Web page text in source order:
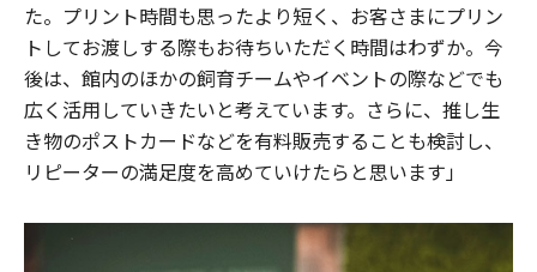
た。プリント時間も思ったより短く、お客さまにプリン
トしてお渡しする際もお待ちいただく時間はわずか。今
後は、館内のほかの飼育チームやイベントの際などでも
広く活用していきたいと考えています。さらに、推し生
き物のポストカードなどを有料販売することも検討し、
リピーターの満足度を高めていけたらと思います」